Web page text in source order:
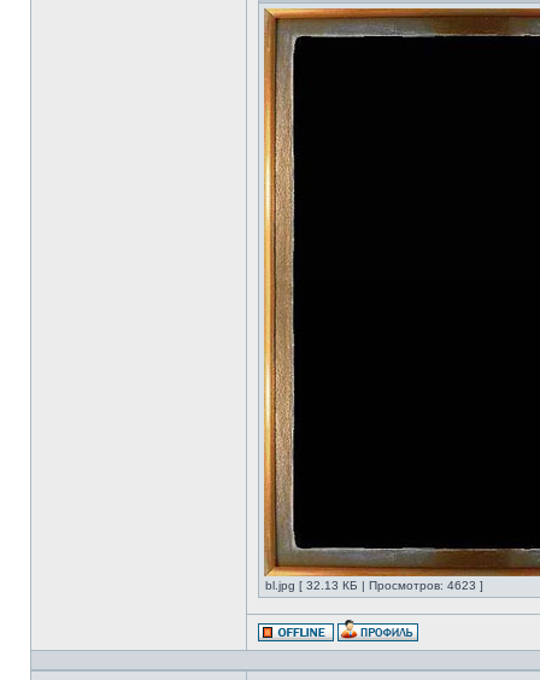
bl.jpg [ 32.13 КБ | Просмотров: 4623 ]